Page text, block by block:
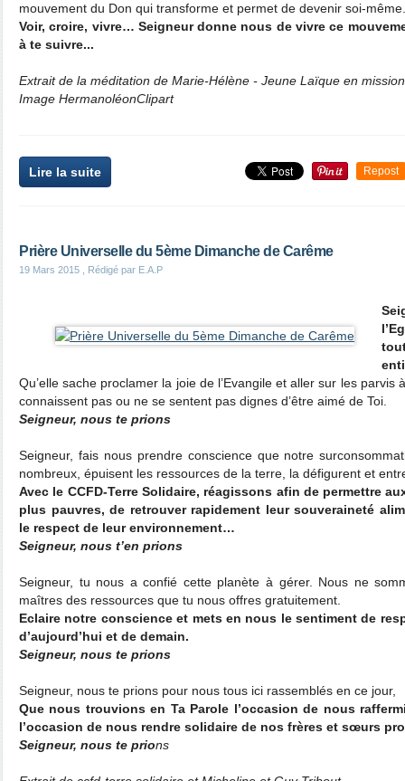
mouvement du Don qui transforme et permet de devenir soi-même.
Voir, croire, vivre… Seigneur donne nous de vivre ce
à te suivre...
Extrait de la méditation de Marie-Hélène - Jeune Laïque en
Image HermanoléonClipart
Lire la suite Repost
Prière Universelle du 5ème Dimanche de Carême
19 Mars 2015 , Rédigé par E.A.P
Qu’elle sache proclamer la joie de l’Evangile et aller sur les
connaissent pas ou ne se sentent pas dignes d’être aimé de Toi.
Seigneur, nous te prions
Seigneur, fais nous prendre conscience que notre
nombreux, épuisent les ressources de la terre, la défigurent et
Avec le CCFD-Terre Solidaire, réagissons afin de permettre
plus pauvres, de retrouver rapidement leur souveraineté
le respect de leur environnement…
Seigneur, nous t’en prions
Seigneur, tu nous a confié cette planète à gérer. Nous ne
maîtres des ressources que tu nous offres gratuitement.
Eclaire notre conscience et mets en nous le sentiment de
d’aujourd’hui et de demain.
Seigneur, nous te prions
Seigneur, nous te prions pour nous tous ici rassemblés en ce jour,
Que nous trouvions en Ta Parole l’occasion de nous
l’occasion de nous rendre solidaire de nos frères et sœurs
Seigneur, nous te prions